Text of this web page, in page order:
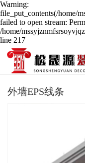
Warning:
file_put_contents(/home/
failed to open stream:
/home/
line 217
外墙EPS线条